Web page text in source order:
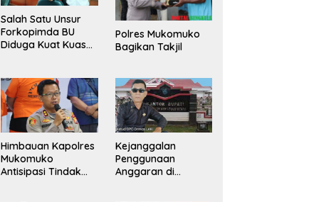
Salah Satu Unsur
Forkopimda BU
Diduga Kuat Kuasai
Laki Lapor
Kejagung
Polres Mukomuko
Bagikan Takjil
Himbauan Kapolres
Mukomuko
Antisipasi Tindak
Kejanggalan
Penggunaan
Anggaran di